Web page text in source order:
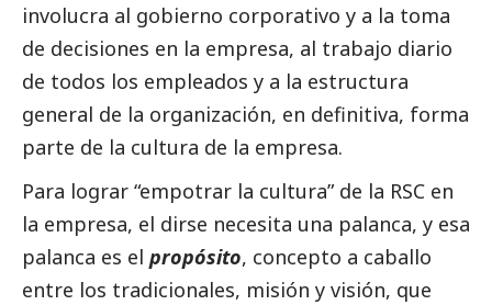
involucra al gobierno corporativo y a la toma
de decisiones en la empresa, al trabajo diario
de todos los empleados y a la estructura
general de la organización, en definitiva, forma
parte de la cultura de la empresa.
Para lograr “empotrar la cultura” de la RSC en
la empresa, el dirse necesita una palanca, y esa
palanca es el propósito, concepto a caballo
entre los tradicionales, misión y visión, que